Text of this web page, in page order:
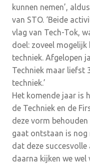
kunnen nemen’,
van STO. ‘Beide
vlag van Tech-Tok,
doel: zoveel
techniek. Afgelopen
Techniek maar liefst
techniek.’
Het komende jaar is
de Techniek en de
deze vorm
gaat ontstaan is nog
dat deze
daarna kijken we wel